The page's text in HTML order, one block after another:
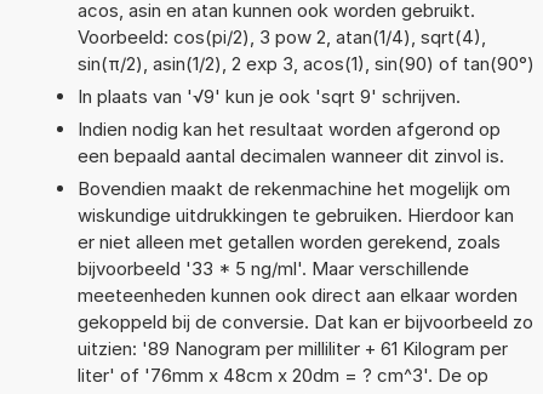
acos, asin en atan kunnen ook worden gebruikt.
Voorbeeld: cos(pi/2), 3 pow 2, atan(1/4), sqrt(4),
sin(π/2), asin(1/2), 2 exp 3, acos(1), sin(90) of tan(90°)
In plaats van '√9' kun je ook 'sqrt 9' schrijven.
Indien nodig kan het resultaat worden afgerond op
een bepaald aantal decimalen wanneer dit zinvol is.
Bovendien maakt de rekenmachine het mogelijk om
wiskundige uitdrukkingen te gebruiken. Hierdoor kan
er niet alleen met getallen worden gerekend, zoals
bijvoorbeeld '33 * 5 ng/ml'. Maar verschillende
meeteenheden kunnen ook direct aan elkaar worden
gekoppeld bij de conversie. Dat kan er bijvoorbeeld zo
uitzien: '89 Nanogram per milliliter + 61 Kilogram per
liter' of '76mm x 48cm x 20dm = ? cm^3'. De op